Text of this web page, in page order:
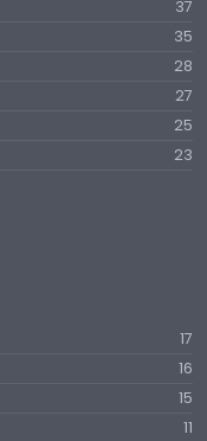
37
35
28
27
25
23
17
16
15
11